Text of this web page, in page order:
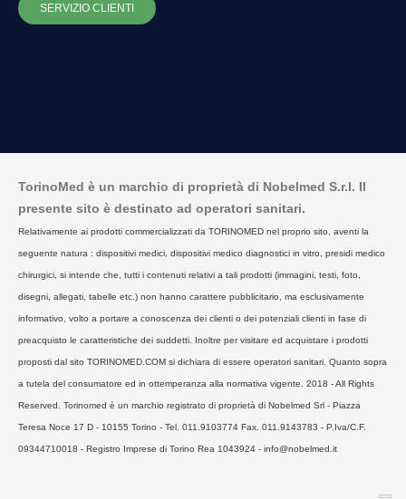
SERVIZIO CLIENTI
TorinoMed è un marchio di proprietà di Nobelmed S.r.l. Il
presente sito è destinato ad operatori sanitari.
Relativamente ai prodotti commercializzati da TORINOMED nel proprio sito, aventi la
seguente natura : dispositivi medici, dispositivi medico diagnostici in vitro, presidi medico
chirurgici, si intende che, tutti i contenuti relativi a tali prodotti (immagini, testi, foto,
disegni, allegati, tabelle etc.) non hanno carattere pubblicitario, ma esclusivamente
informativo, volto a portare a conoscenza dei clienti o dei potenziali clienti in fase di
preacquisto le caratteristiche dei suddetti. Inoltre per visitare ed acquistare i prodotti
proposti dal sito TORINOMED.COM si dichiara di essere operatori sanitari. Quanto sopra
a tutela del consumatore ed in ottemperanza alla normativa vigente. 2018 - All Rights
Reserved. Torinomed è un marchio registrato di proprietà di Nobelmed Srl - Piazza
Teresa Noce 17 D - 10155 Torino - Tel. 011.9103774 Fax. 011.9143783 - P.Iva/C.F.
09344710018 - Registro Imprese di Torino Rea 1043924 - info@nobelmed.it